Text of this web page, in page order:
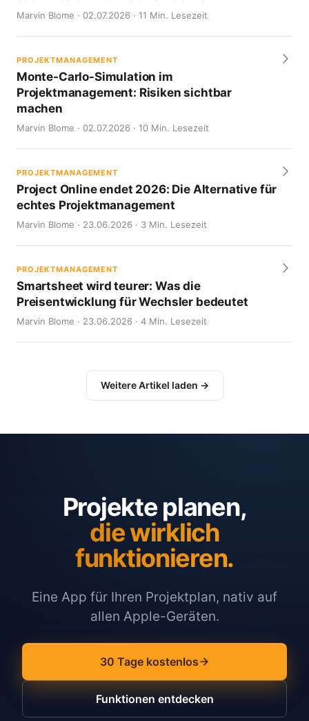
Marvin Blome · 02.07.2026 · 11 Min. Lesezeit
PROJEKTMANAGEMENT
Monte-Carlo-Simulation im
Projektmanagement: Risiken sichtbar
machen
Marvin Blome · 02.07.2026 · 10 Min. Lesezeit
PROJEKTMANAGEMENT
Project Online endet 2026: Die Alternative für
echtes Projektmanagement
Marvin Blome · 23.06.2026 · 3 Min. Lesezeit
PROJEKTMANAGEMENT
Smartsheet wird teurer: Was die
Preisentwicklung für Wechsler bedeutet
Marvin Blome · 23.06.2026 · 4 Min. Lesezeit
Weitere Artikel laden →
Projekte planen,
die wirklich
funktionieren.
Eine App für Ihren Projektplan, nativ auf
allen Apple-Geräten.
30 Tage kostenlos
Funktionen entdecken